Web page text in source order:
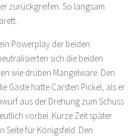
zurückgreifen. So langsam
Powerplay der beiden
sich die beiden
wie drüben Mangelware. Den
Gäste hatte Carsten Pickel, als er
aus der Drehung zum Schuss
vorbei. Kurze Zeit später
Seite für Königsfeld. Den